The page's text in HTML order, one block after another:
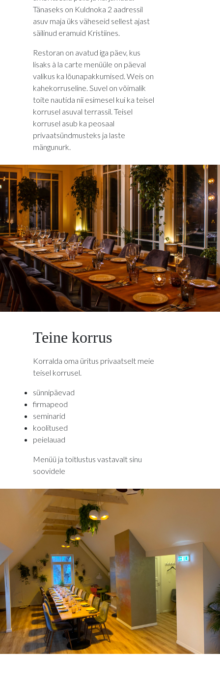
Tänaseks on Kuldnoka 2 aadressil
asuv maja üks väheseid sellest ajast
säilinud eramuid Kristiines.
Restoran on avatud iga päev, kus
lisaks à la carte menüüle on päeval
valikus ka lõunapakkumised. Weis on
kahekorruseline. Suvel on võimalik
toite nautida nii esimesel kui ka teisel
korrusel asuval terrassil. Teisel
korrusel asub ka peosaal
privaatsündmusteks ja laste
mängunurk.
Teine korrus
Korralda oma üritus privaatselt meie
teisel korrusel.
sünnipäevad
firmapeod
seminarid
koolitused
peielauad
Menüü ja toitlustus vastavalt sinu
soovidele